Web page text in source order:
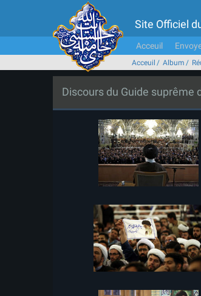
Site Officiel
Acceuil
Acceuil Album
Discours du Guide suprême